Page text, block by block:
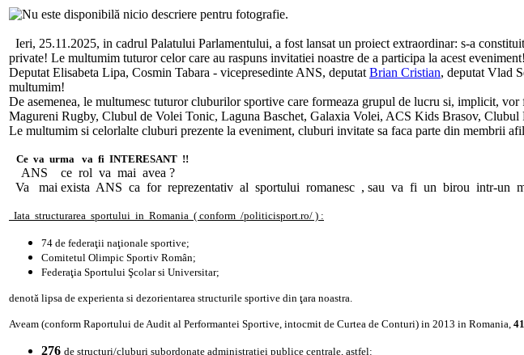
Ieri, 25.11.2025, in cadrul Palatului Parlamentului, a fost lansat un proiect extraordinar: s-a
private! Le multumim tuturor celor care au raspuns invitatiei noastre de a participa la acest eveniment!
Deputat Elisabeta Lipa, Cosmin Tabara - vicepresedinte ANS, deputat Brian Cristian, deputat Vlad
multumim!
De asemenea, le multumesc tuturor cluburilor sportive care formeaza grupul de lucru si, implicit,
Magureni Rugby, Clubul de Volei Tonic, Laguna Baschet, Galaxia Volei, ACS Kids Brasov,
Le multumim si celorlalte cluburi prezente la eveniment, cluburi invitate sa faca parte din membrii
Ce va urma va fi INTERESANT !!
ANS ce rol va mai avea ?
Va mai exista ANS ca for reprezentativ al sportului romanesc , sau va fi un birou intr-un
Iata structurarea sportului in Romania ( conform /politicisport.ro/ ) :
74 de federaţii naţionale sportive;
Comitetul Olimpic Sportiv Român;
Federaţia Sportului Şcolar si Universitar;
denotă lipsa de experienta si dezorientarea structurile sportive din ţara noastra.
Aveam (conform Raportului de Audit al Performantei Sportive, intocmit de Curtea de Conturi) in 2013 in Romania,
276 de structuri/cluburi subordonate administratiei publice centrale, astfel: